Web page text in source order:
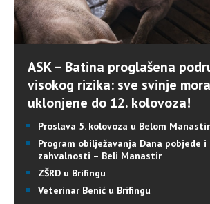
ASK – Batina proglašena
visokog rizika: sve svinje
uklonjene do 12. kolovoza!
Proslava 5. kolovoza u Belom
Program obilježavanja Dana pobjede i
zahvalnosti – Beli Manastir
ZŠRD u Brifingu
Veterinar Benić u Brifingu